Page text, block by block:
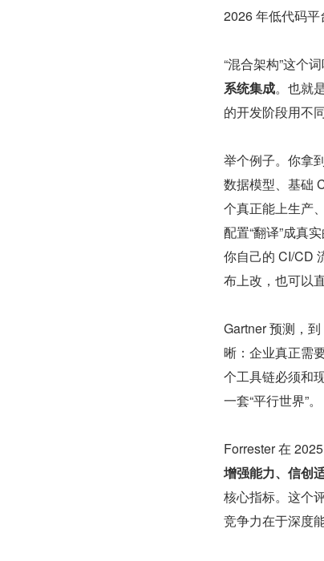
2026 年低代码
“混合架构”这个
系统集成。也就
的开发阶段用不
举个例子。你拿
数据模型、基础
个真正能上生产
配置“翻译”成真
你自己的 CI/CD
布上改，也可以
Gartner 预测，
晰：企业真正需
个工具链必须和
一套“平行世界”。
Forrester 在
增强能力、信创
核心指标。这个
竞争力在于深度